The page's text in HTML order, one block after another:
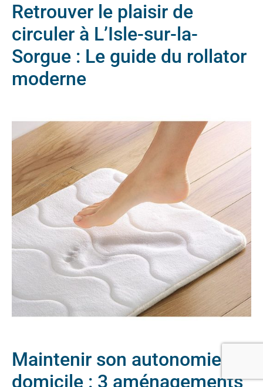
Retrouver le plaisir de
circuler à L’Isle-sur-la-
Sorgue : Le guide du rollator
moderne
Maintenir son autonomie à
domicile : 3 aménagements